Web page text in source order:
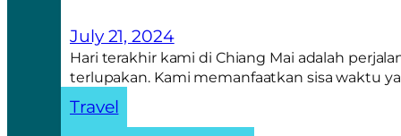
July 21, 2024
Hari terakhir kami di Chiang Mai adalah
terlupakan. Kami memanfaatkan sisa waktu
Travel